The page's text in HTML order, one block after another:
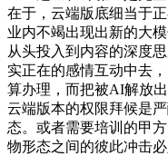
在于，云端版底细当于
业内不竭出现出新的大
从头投入到内容的深度
实正在的感情互动中去
算办理，而把被AI解放
云端版本的权限拜候是
态。或者需要培训的甲
物形态之间的彼此冲击